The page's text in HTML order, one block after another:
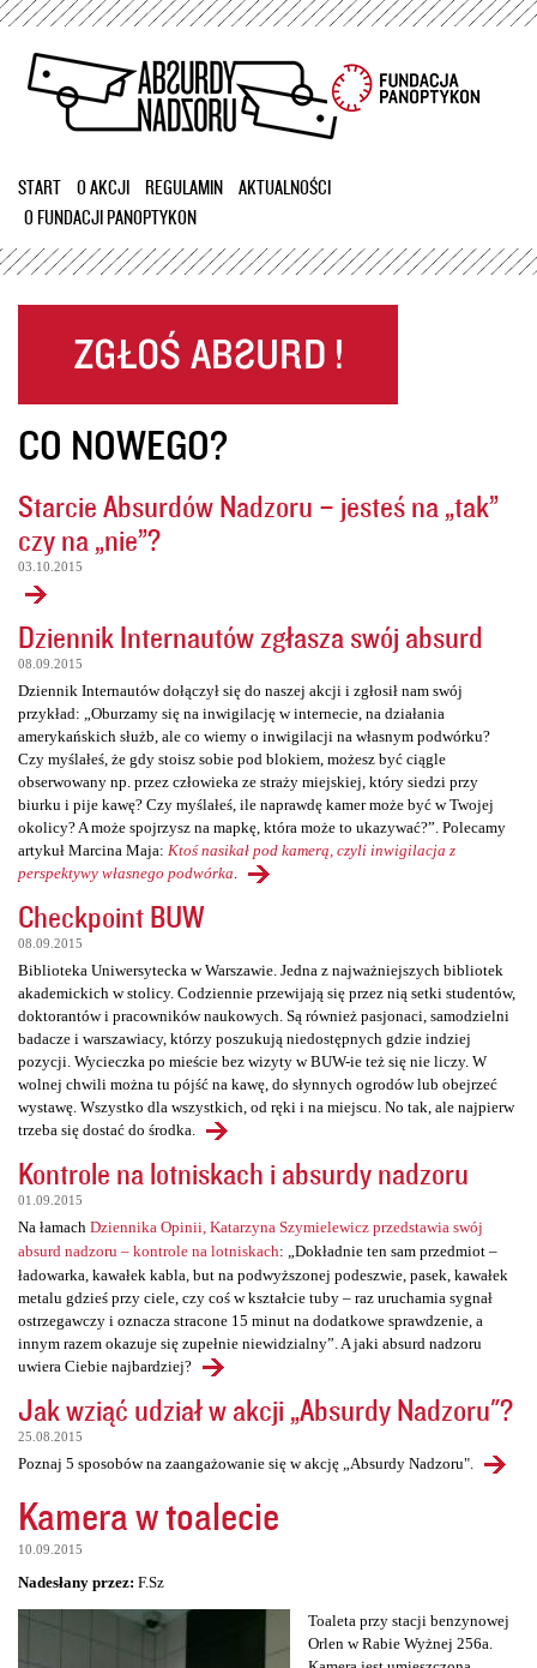
Przejdź
treści
START O AKCJI REGULAMIN
AKTUALNOŚCI
O FUNDACJI PANOPTYKON
CO NOWEGO?
Starcie Absurdów Nadzoru – jesteś na „tak”
czy na „nie”?
03.10.2015
Dziennik Internautów zgłasza swój absurd
08.09.2015
Dziennik Internautów dołączył się do naszej akcji i zgłosił nam swój
przykład: „Oburzamy się na inwigilację w internecie, na działania
amerykańskich służb, ale co wiemy o inwigilacji na własnym podwórku?
Czy myślałeś, że gdy stoisz sobie pod blokiem, możesz być ciągle
obserwowany np. przez człowieka ze straży miejskiej, który siedzi przy
biurku i pije kawę? Czy myślałeś, ile naprawdę kamer może być w Twojej
okolicy? A może spojrzysz na mapkę, która może to ukazywać?”. Polecamy
artykuł Marcina Maja: Ktoś nasikał pod kamerą, czyli inwigilacja z
perspektywy własnego podwórka
Checkpoint BUW
08.09.2015
Biblioteka Uniwersytecka w Warszawie. Jedna z najważniejszych bibliotek
akademickich w stolicy. Codziennie przewijają się przez nią setki studentów,
doktorantów i pracowników naukowych. Są również pasjonaci, samodzielni
badacze i warszawiacy, którzy poszukują niedostępnych gdzie indziej
pozycji. Wycieczka po mieście bez wizyty w BUW-ie też się nie liczy. W
wolnej chwili można tu pójść na kawę, do słynnych ogrodów lub obejrzeć
wystawę. Wszystko dla wszystkich, od ręki i na miejscu. No tak, ale najpierw
trzeba się dostać do środka.
Kontrole na lotniskach i absurdy nadzoru
01.09.2015
Na łamach Dziennika Opinii, Katarzyna Szymielewicz przedstawia swój
absurd nadzoru – kontrole na lotniskach: „Dokładnie ten sam przedmiot –
ładowarka, kawałek kabla, but na podwyższonej podeszwie, pasek, kawałek
metalu gdzieś przy ciele, czy coś w kształcie tuby – raz uruchamia sygnał
ostrzegawczy i oznacza stracone 15 minut na dodatkowe sprawdzenie, a
innym razem okazuje się zupełnie niewidzialny”. A jaki absurd nadzoru
uwiera Ciebie najbardziej?
Jak wziąć udział w akcji „Absurdy Nadzoru"?
25.08.2015
Poznaj 5 sposobów na zaangażowanie się w akcję „Absurdy Nadzoru".
Kamera w toalecie
10.09.2015
Nadesłany przez: F.Sz
Toaleta przy stacji benzynowej
Orlen w Rabie Wyżnej 256a.